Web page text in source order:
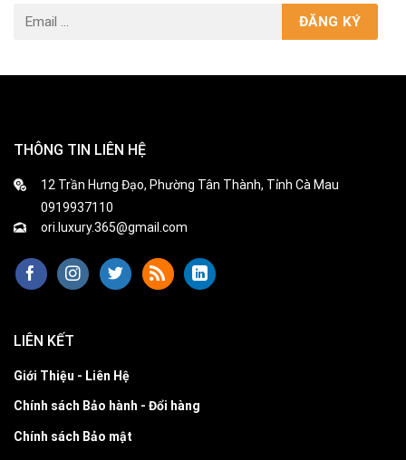
THÔNG TIN LIÊN HỆ
12 Trần Hưng Đạo, Phường Tân Thành, Tỉnh Cà Mau
0919937110
ori.luxury.365@gmail.com
LIÊN KẾT
Giới Thiệu - Liên Hệ
Chính sách Bảo hành - Đổi hàng
Chính sách Bảo mật